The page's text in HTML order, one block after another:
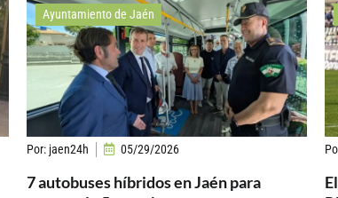
Ayuntamiento de Jaén
Por: jaen24h 05/29/2026
7 autobuses híbridos en Jaén para